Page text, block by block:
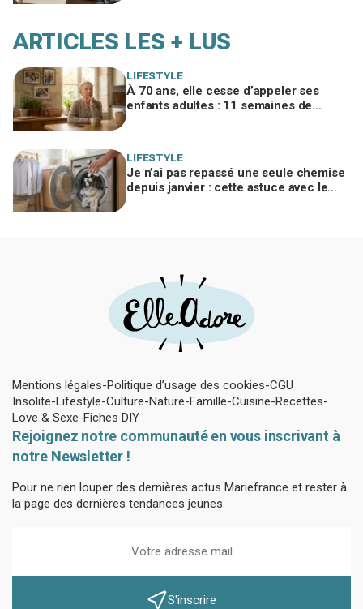
ARTICLES LES + LUS
LIFESTYLE
À 70 ans, elle cesse d’appeler ses
enfants adultes : 11 semaines de
LIFESTYLE
Je n’ai pas repassé une seule chemise
depuis janvier : cette astuce avec le
Mentions légales Politique d’usage des cookies CGU
Insolite Lifestyle Culture Nature Famille Cuisine Recettes
Love & Sexe Fiches DIY
Rejoignez notre communauté en vous inscrivant à
notre Newsletter !
Pour ne rien louper des dernières actus Mariefrance et rester à
la page des dernières tendances jeunes.
S'inscrire